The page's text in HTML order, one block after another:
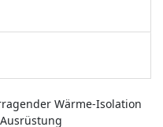
Wärme-Isolation